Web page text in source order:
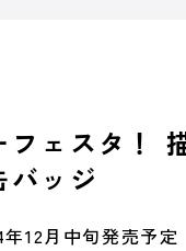
ェスタ！
バッジ
12月中旬発売予定